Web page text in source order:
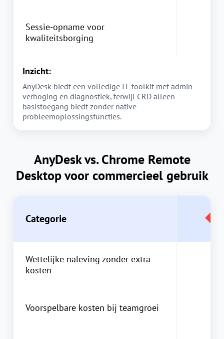
Sessie-opname voor
kwaliteitsborging
Inzicht:
AnyDesk biedt een volledige IT-toolkit met admin-
verhoging en diagnostiek, terwijl CRD alleen
basistoegang biedt zonder native
probleemoplossingsfuncties.
AnyDesk vs. Chrome Remote
Desktop voor commercieel gebruik
Categorie
Wettelijke naleving zonder extra
kosten
Voorspelbare kosten bij teamgroei